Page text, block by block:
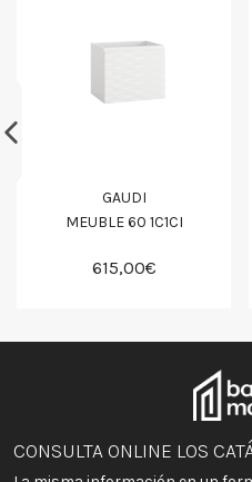
GAUDI
MEUBLE 60 1C1CI
615,00€
CONSULTA ONLINE LOS